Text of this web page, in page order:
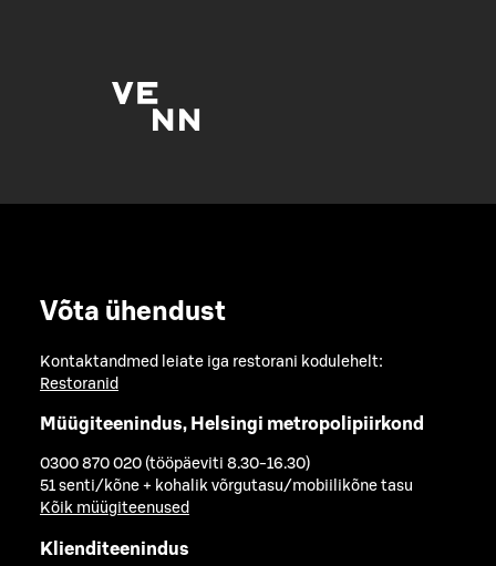
Võta ühendust
Kontaktandmed leiate iga restorani kodulehelt:
Restoranid
Müügiteenindus, Helsingi metropolipiirkond
0300 870 020 (tööpäeviti 8.30-16.30)
51 senti/kõne + kohalik võrgutasu/mobiilikõne tasu
Kõik müügiteenused
Klienditeenindus